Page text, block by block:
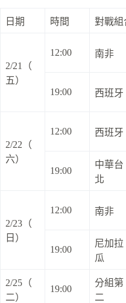
日期 時間 對戰組
2/21（
五）
12:00 南非
19:00 西班牙
2/22（
六）
12:00 西班牙
19:00
中華台
北
2/23（
日）
12:00 南非
19:00
尼加拉
瓜
2/25（
二）
19:00
分組第
二